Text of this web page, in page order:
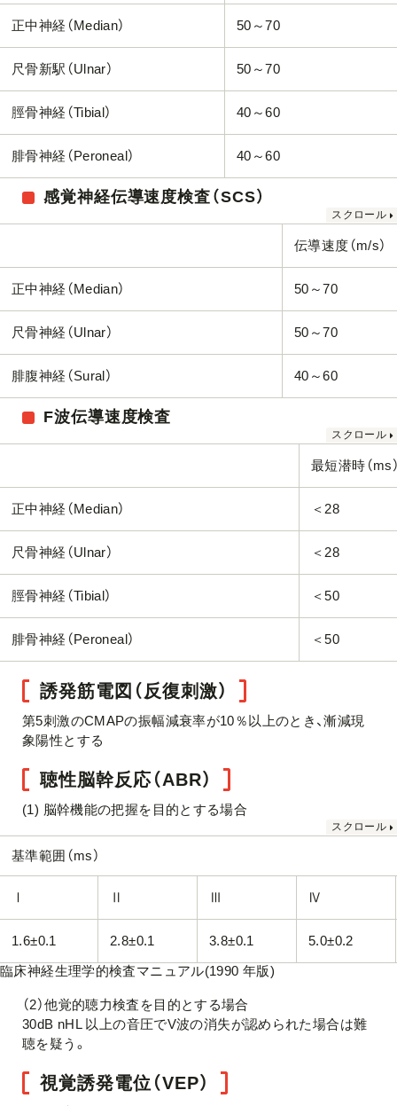
正中神経（Median） 50～70
尺骨新駅（Ulnar） 50～70
脛骨神経（Tibial） 40～60
腓骨神経（Peroneal） 40～60
感覚神経伝導速度検査（SCS）
伝導速度（m/s）
正中神経（Median） 50～70
尺骨神経（Ulnar） 50～70
腓腹神経（Sural） 40～60
F波伝導速度検査
最短潜時（ms
正中神経（Median） ＜28
尺骨神経（Ulnar） ＜28
脛骨神経（Tibial） ＜50
腓骨神経（Peroneal） ＜50
誘発筋電図（反復刺激）
第5刺激のCMAPの振幅減衰率が10％以上のとき、漸減現
象陽性とする
聴性脳幹反応（ABR）
(1) 脳幹機能の把握を目的とする場合
基準範囲（ms）
Ⅰ Ⅱ Ⅲ Ⅳ
1.6±0.1 2.8±0.1 3.8±0.1
5.0±0.2
臨床神経生理学的検査マニュアル(1990 年版)
（2）他覚的聴力検査を目的とする場合
30dB nHL 以上の音圧でV波の消失が認められた場合は難
聴を疑う。
視覚誘発電位（VEP）